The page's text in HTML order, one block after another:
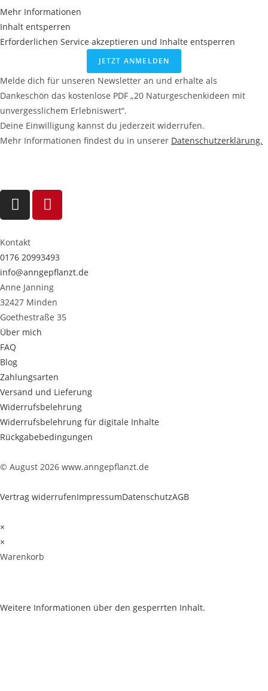
Mehr Informationen
Inhalt entsperren
Erforderlichen Service akzeptieren und Inhalte entsperren
JETZT ANMELDEN
Melde dich für unseren Newsletter an und erhalte als
Dankeschön das kostenlose PDF „20 Naturgeschenkideen mit
unvergesslichem Erlebniswert“.
Deine Einwilligung kannst du jederzeit widerrufen.
Mehr Informationen findest du in unserer Datenschutzerklärung.
Kontakt
0176 20993493
info@anngepflanzt.de
Anne Janning
32427 Minden
Goethestraße 35
Über mich
FAQ
Blog
Zahlungsarten
Versand und Lieferung
Widerrufsbelehrung
Widerrufsbelehrung für digitale Inhalte
Rückgabebedingungen
© August 2026 www.anngepflanzt.de
Vertrag widerrufenImpressumDatenschutzAGB
×
×
Warenkorb
Weitere Informationen über den gesperrten Inhalt.